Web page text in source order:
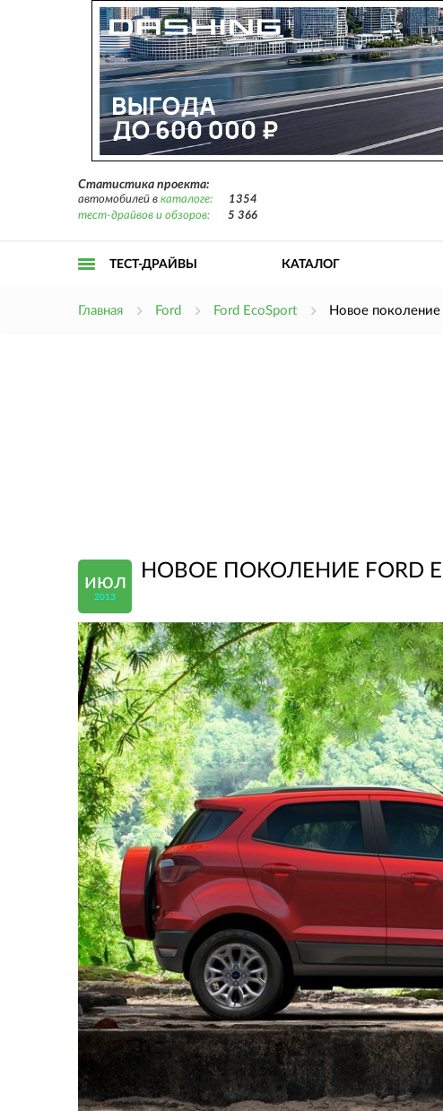
Статистика проекта:
автомобилей в каталоге:
1354
тест-драйвов и обзоров:
5 366
ТЕСТ-ДРАЙВЫ КАТАЛОГ
Главная Ford Ford EcoSport Новое поколение
июл
2013
НОВОЕ ПОКОЛЕНИЕ FORD